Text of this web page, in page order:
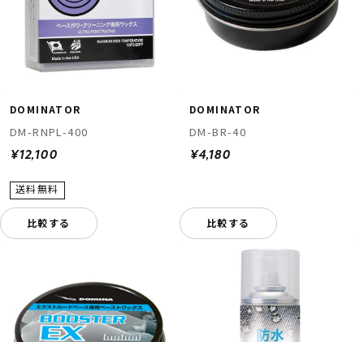
DOMINATOR
DM-RNPL-400
¥12,100
比較する
DOMINATOR
DM-BR-40
¥4,180
比較する